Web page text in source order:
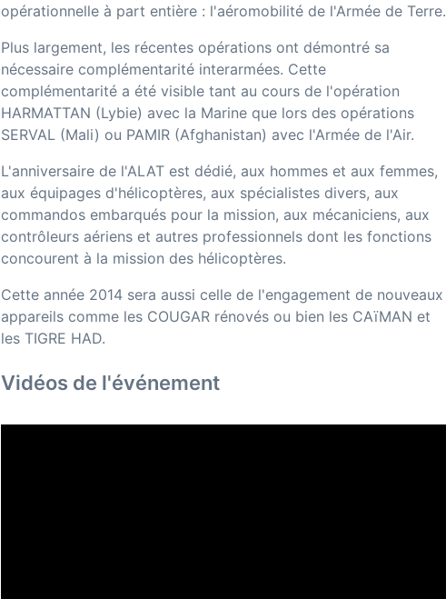
opérationnelle à part entière : l'aéromobilité de l'Armée de Terre.
Plus largement, les récentes opérations ont démontré sa
nécessaire complémentarité interarmées. Cette
complémentarité a été visible tant au cours de l'opération
HARMATTAN (Lybie) avec la Marine que lors des opérations
SERVAL (Mali) ou PAMIR (Afghanistan) avec l'Armée de l'Air.
L'anniversaire de l'ALAT est dédié, aux hommes et aux femmes,
aux équipages d'hélicoptères, aux spécialistes divers, aux
commandos embarqués pour la mission, aux mécaniciens, aux
contrôleurs aériens et autres professionnels dont les fonctions
concourent à la mission des hélicoptères.
Cette année 2014 sera aussi celle de l'engagement de nouveaux
appareils comme les COUGAR rénovés ou bien les CAïMAN et
les TIGRE HAD.
Vidéos de l'événement